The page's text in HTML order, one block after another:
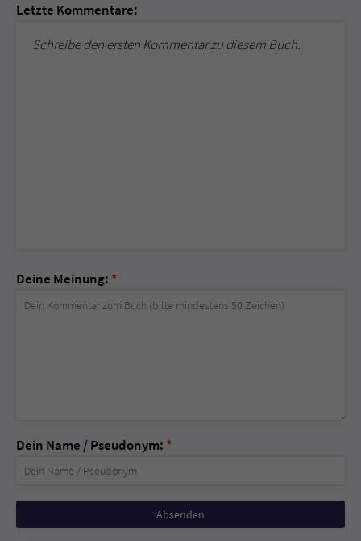
Letzte Kommentare:
Schreibe den ersten Kommentar zu diesem Buch.
Deine Meinung: *
Dein Name / Pseudonym: *
Nicht
ausfüllen!